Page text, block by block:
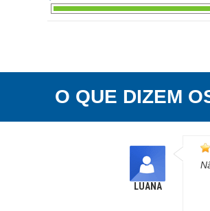
O QUE DIZEM
LUANA